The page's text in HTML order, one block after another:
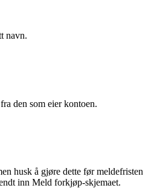
navn.
den som eier kontoen.
husk å gjøre dette før meldefristen
inn Meld forkjøp-skjemaet.